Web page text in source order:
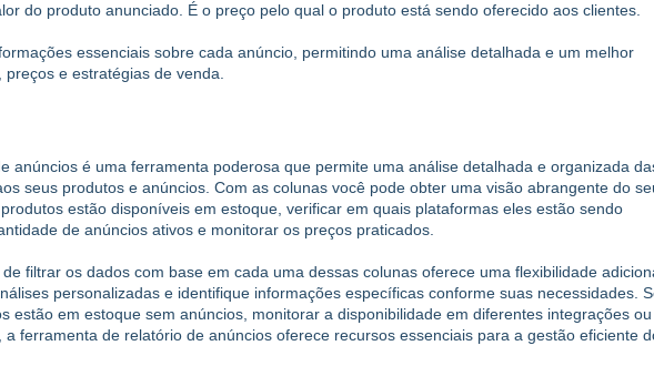
do produto anunciado. É o preço pelo qual o produto está sendo oferecido aos clientes.
essenciais sobre cada anúncio, permitindo uma análise detalhada e um melhor
e estratégias de venda.
anúncios é uma ferramenta poderosa que permite uma análise detalhada e organizada
seus produtos e anúncios. Com as colunas você pode obter uma visão abrangente do
estão disponíveis em estoque, verificar em quais plataformas eles estão sendo
de anúncios ativos e monitorar os preços praticados.
filtrar os dados com base em cada uma dessas colunas oferece uma flexibilidade
personalizadas e identifique informações específicas conforme suas necessidades.
estão em estoque sem anúncios, monitorar a disponibilidade em diferentes integrações ou
a ferramenta de relatório de anúncios oferece recursos essenciais para a gestão eficiente